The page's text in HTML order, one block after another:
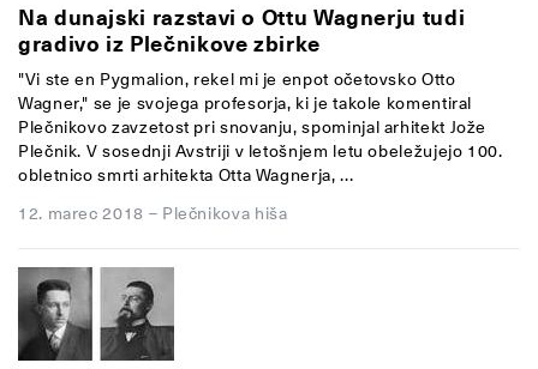
Na dunajski razstavi o Ottu Wagnerju tudi
gradivo iz Plečnikove zbirke
"Vi ste en Pygmalion, rekel mi je enpot očetovsko Otto
Wagner," se je svojega profesorja, ki je takole komentiral
Plečnikovo zavzetost pri snovanju, spominjal arhitekt Jože
Plečnik. V sosednji Avstriji v letošnjem letu obeležujejo 100.
obletnico smrti arhitekta Otta Wagnerja, ...
12. marec 2018 – Plečnikova hiša